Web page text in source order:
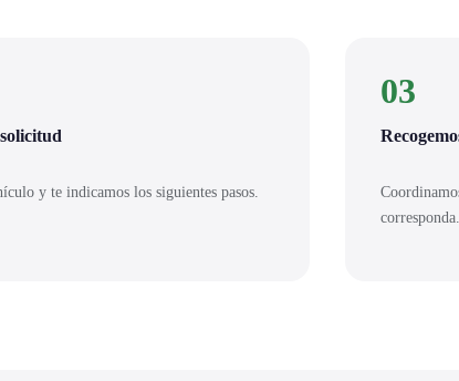
y te indicamos los siguientes pasos.
03
corresponda.